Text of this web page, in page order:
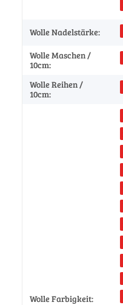
Wolle Nadelstärke:
Wolle Maschen /
10cm:
Wolle Reihen /
10cm:
Wolle Farbigkeit: